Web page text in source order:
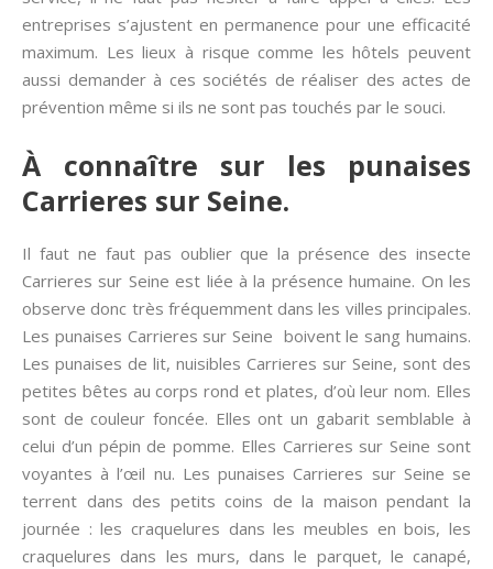
entreprises s’ajustent en permanence pour une efficacité
maximum. Les lieux à risque comme les hôtels peuvent
aussi demander à ces sociétés de réaliser des actes de
prévention même si ils ne sont pas touchés par le souci.
À connaître sur les punaises
Carrieres sur Seine.
Il faut ne faut pas oublier que la présence des insecte
Carrieres sur Seine est liée à la présence humaine. On les
observe donc très fréquemment dans les villes principales.
Les punaises Carrieres sur Seine boivent le sang humains.
Les punaises de lit, nuisibles Carrieres sur Seine, sont des
petites bêtes au corps rond et plates, d’où leur nom. Elles
sont de couleur foncée. Elles ont un gabarit semblable à
celui d’un pépin de pomme. Elles Carrieres sur Seine sont
voyantes à l’œil nu. Les punaises Carrieres sur Seine se
terrent dans des petits coins de la maison pendant la
journée : les craquelures dans les meubles en bois, les
craquelures dans les murs, dans le parquet, le canapé,